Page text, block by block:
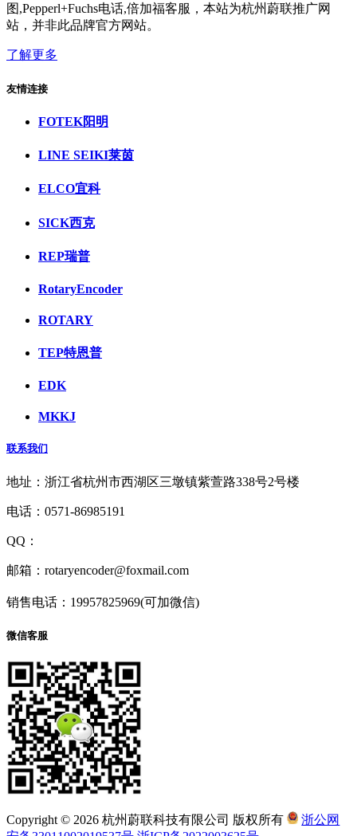
图,Pepperl+Fuchs电话,倍加福客服，本站为杭州蔚联推广网
站，并非此品牌官方网站。
了解更多
友情连接
FOTEK阳明
LINE SEIKI莱茵
ELCO宜科
SICK西克
REP瑞普
RotaryEncoder
ROTARY
TEP特恩普
EDK
MKKJ
联系我们
地址：浙江省杭州市西湖区三墩镇紫萱路338号2号楼
电话：0571-86985191
QQ：
邮箱：rotaryencoder@foxmail.com
销售电话：19957825969(可加微信)
微信客服
Copyright © 2026 杭州蔚联科技有限公司 版权所有
浙公网